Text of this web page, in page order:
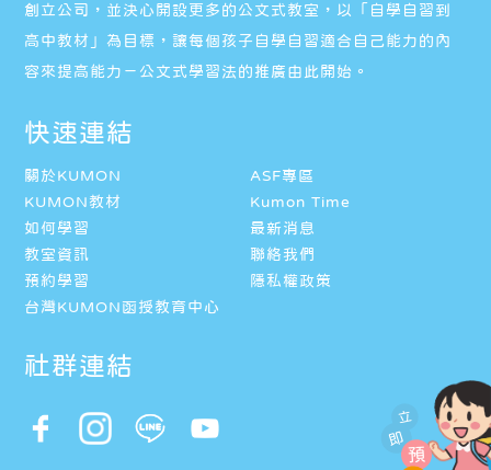
立
即
預
創立公司，並決心開設更多的公文式教室，以「自學自習到
高中教材」為目標，讓每個孩子自學自習適合自己能力的內
容來提高能力－公文式學習法的推廣由此開始。
快速連結
關於KUMON
ASF專區
KUMON教材
Kumon Time
如何學習
最新消息
教室資訊
聯絡我們
預約學習
隱私權政策
台灣KUMON函授教育中心
社群連結